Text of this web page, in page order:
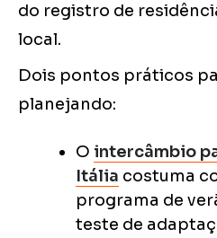
do registro de
local.
Dois pontos práticos
planejando:
O intercâmbio
Itália costuma
programa de
teste de